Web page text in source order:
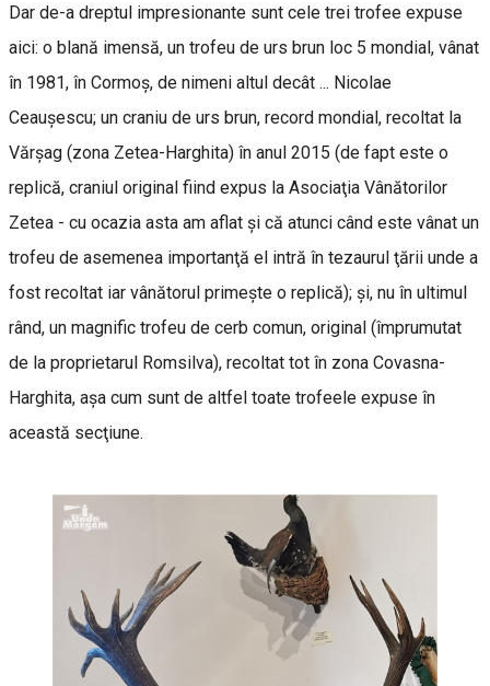
Dar de-a dreptul impresionante sunt cele trei trofee expuse
aici: o blană imensă, un trofeu de urs brun loc 5 mondial, vânat
în 1981, în Cormoş, de nimeni altul decât ... Nicolae
Ceauşescu; un craniu de urs brun, record mondial, recoltat la
Vărşag (zona Zetea-Harghita) în anul 2015 (de fapt este o
replică, craniul original fiind expus la Asociaţia Vânătorilor
Zetea - cu ocazia asta am aflat şi că atunci când este vânat un
trofeu de asemenea importanţă el intră în tezaurul ţării unde a
fost recoltat iar vânătorul primeşte o replică); şi, nu în ultimul
rând, un magnific trofeu de cerb comun, original (împrumutat
de la proprietarul Romsilva), recoltat tot în zona Covasna-
Harghita, aşa cum sunt de altfel toate trofeele expuse în
această secţiune.